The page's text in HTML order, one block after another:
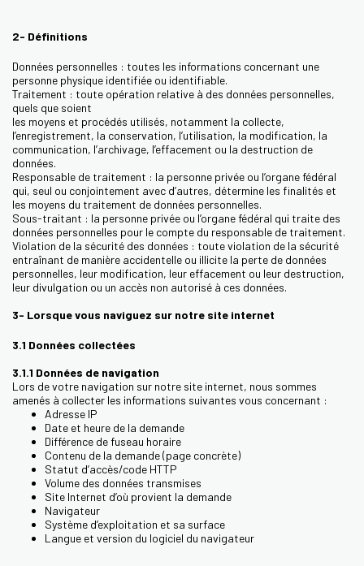
2- Définitions
Données personnelles : toutes les informations concernant une
personne physique identifiée ou identifiable.
Traitement : toute opération relative à des données personnelles,
quels que soient
les moyens et procédés utilisés, notamment la collecte,
l’enregistrement, la conservation, l’utilisation, la modification, la
communication, l’archivage, l’effacement ou la destruction de
données.
Responsable de traitement : la personne privée ou l’organe fédéral
qui, seul ou conjointement avec d’autres, détermine les finalités et
les moyens du traitement de données personnelles.
Sous-traitant : la personne privée ou l’organe fédéral qui traite des
données personnelles pour le compte du responsable de traitement.
Violation de la sécurité des données : toute violation de la sécurité
entraînant de manière accidentelle ou illicite la perte de données
personnelles, leur modification, leur effacement ou leur destruction,
leur divulgation ou un accès non autorisé à ces données.
3- Lorsque vous naviguez sur notre site internet
3.1 Données collectées
3.1.1 Données de navigation
Lors de votre navigation sur notre site internet, nous sommes
amenés à collecter les informations suivantes vous concernant :
Adresse IP
Date et heure de la demande
Différence de fuseau horaire
Contenu de la demande (page concrète)
Statut d’accès/code HTTP
Volume des données transmises
Site Internet d’où provient la demande
Navigateur
Système d’exploitation et sa surface
Langue et version du logiciel du navigateur